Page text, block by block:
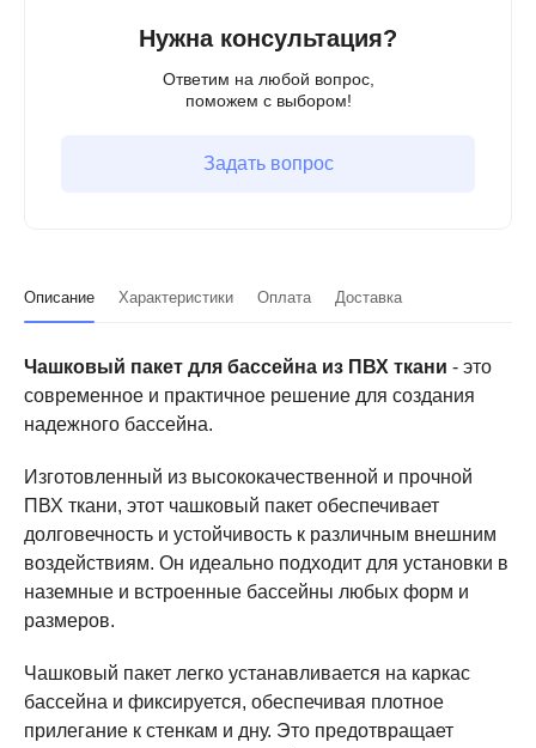
Описание Характеристики Оплата Доставка
Чашковый пакет для бассейна из ПВХ ткани - это
современное и практичное решение для создания
надежного бассейна.
Изготовленный из высококачественной и прочной
ПВХ ткани, этот чашковый пакет обеспечивает
долговечность и устойчивость к различным внешним
воздействиям. Он идеально подходит для установки в
наземные и встроенные бассейны любых форм и
размеров.
Чашковый пакет легко устанавливается на каркас
бассейна и фиксируется, обеспечивая плотное
прилегание к стенкам и дну. Это предотвращает
Нужна консультация?
Ответим на любой вопрос,
поможем с выбором!
Задать вопрос